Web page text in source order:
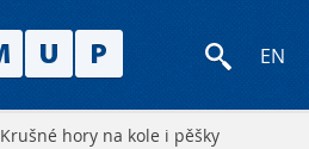
EN
Krušné hory na kole i pěšky